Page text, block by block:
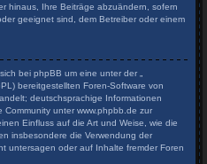
hinaus, Ihre Beiträge abzuändern, sofern
geeignet sind, dem Betreiber oder einem
bei phpBB um eine unter der „
bereitgestellten Foren-Software von
deutschsprachige Informationen
unter www.phpbb.de zur
Einfluss auf die Art und Weise, wie die
insbesondere die Verwendung der
untersagen oder auf Inhalte fremder Foren